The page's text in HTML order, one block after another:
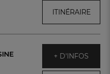
ITINÉRAIRE
+ D'INFOS